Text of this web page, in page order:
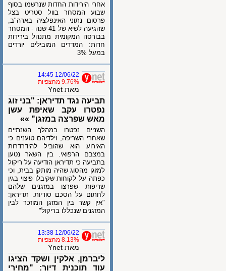
אחרי הירידות החדות שנרשמו בסוף
שבוע המסחר בוול סטריט בצל
פרסום נתוני האינפלציה בארה"ב,
שהגיעה לשיא של 41 שנה - המסחר
בבורסה המקומית מתנהל בירידות
חדות: המדדים המובילים יורדים
במעל 3%
12/06/22 14:45
9.76% מהצפיות
מאת Ynet
תביעה נגד תדיראן: "בני זוג
נפטרו עקב שאיפת עשן
מאש שפרצה במזגן" »»
השניים נפטרו במהלך השנתיים
שאחרי השריפה, וילדיהם טוענים כי
האירוע הוא שהוביל להידרדרות
במצבם הרפואי. בין השאר נטען
בתביעה כי תדיראן הודיעה על ריקול
למזגן מהסוג שהיה מותקן בבית, וכי
כפתה על לקוחות שקיבלו פיצוי בגין
שריפות שפרצו במזגנים שלהם
לחתום על הסכם סודיות. תדיראן:
"אין קשר בין המזגן המוזכר לבין
המזגנים שנכללו בריקול"
12/06/22 13:38
8.13% מהצפיות
מאת Ynet
ליברמן, אלקין ושקד הציגו
עוד תוכנית דיור: "מחירי